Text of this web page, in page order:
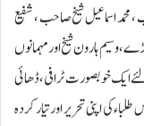
اسماعیل شیخ صاحب ، شفیع
ہارون شیخ اور مہمانوں
ایک خوبصورت ٹرافی ، ڈھائی
کی اپنی تحریر اور تیار کردہ